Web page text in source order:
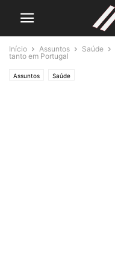
Início Assuntos Saúde
tanto em Portugal
Assuntos Saúde